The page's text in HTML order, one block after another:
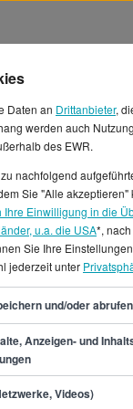
Senior
es für
in
Daten an Drittanbieter,
werden auch
des EWR.
nachfolgend
Sie "Alle
Ihre Einwilligung in die
u.a. die USA*,
Sie Ihre
jederzeit unter
und/oder abrufen
Anzeigen- und
Videos)